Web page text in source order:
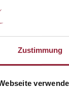
Zustimmung